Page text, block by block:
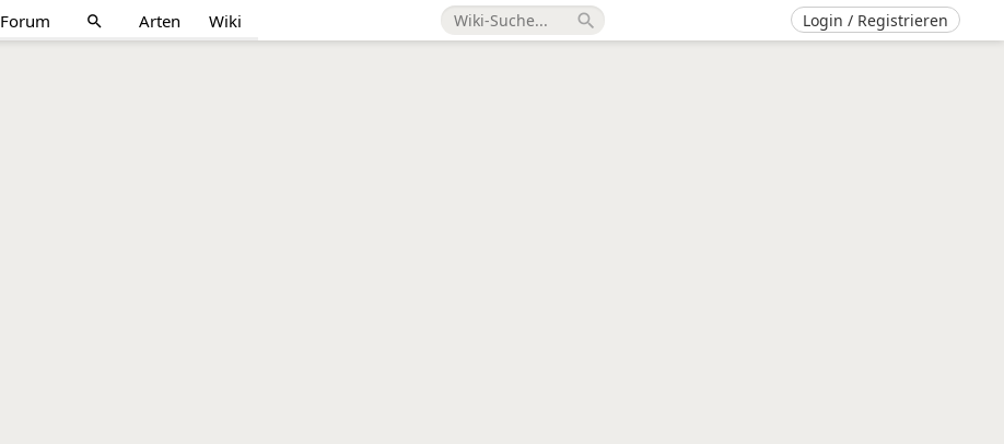
Forum search Arten Wiki search Login / Registrieren